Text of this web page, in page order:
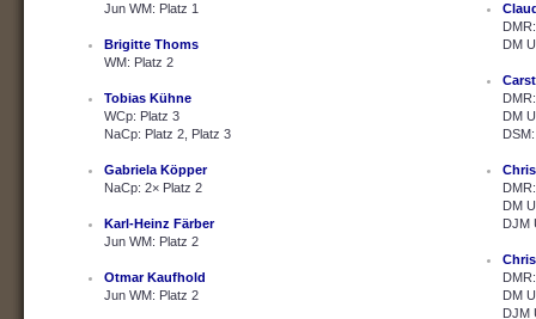
Jun WM: Platz 1
Brigitte Thoms
WM: Platz 2
Tobias Kühne
WCp: Platz 3
NaCp: Platz 2, Platz 3
Gabriela Köpper
NaCp: 2× Platz 2
Karl-Heinz Färber
Jun WM: Platz 2
Otmar Kaufhold
Jun WM: Platz 2
DM
DM
DM
DJM
DM
DJM